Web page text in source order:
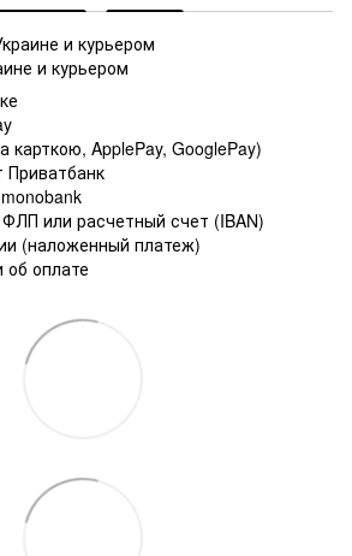
и курьером
и курьером
карткою, ApplePay, GooglePay)
Приватбанк
или расчетный счет (IBAN)
(наложенный платеж)
оплате